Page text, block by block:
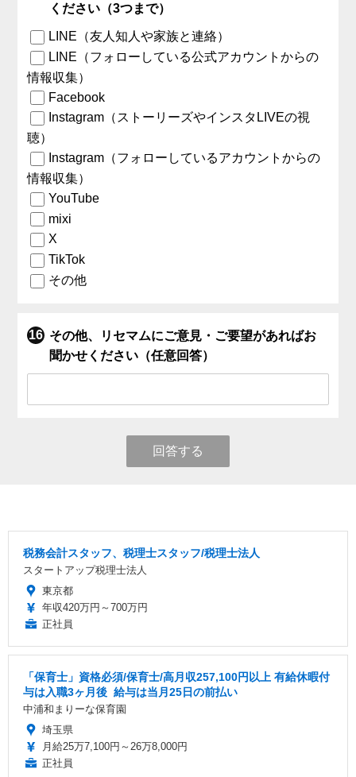
ください（3つまで）
LINE（友人知人や家族と連絡）
LINE（フォローしている公式アカウントからの
情報収集）
Facebook
Instagram（ストーリーズやインスタLIVEの視
聴）
Instagram（フォローしているアカウントからの
情報収集）
YouTube
mixi
X
TikTok
その他
その他、リセマムにご意見・ご要望があればお
聞かせください（任意回答）
回答する
税務会計スタッフ、税理士スタッフ/税理士法人
スタートアップ税理士法人
東京都
年収420万円～700万円
正社員
「保育士」資格必須/保育士/️高月収257,100円以上 ️有給休暇付
与は入職3ヶ月後 ️ 給与は当月25日の前払い
中浦和まりーな保育園
埼玉県
月給25万7,100円～26万8,000円
正社員